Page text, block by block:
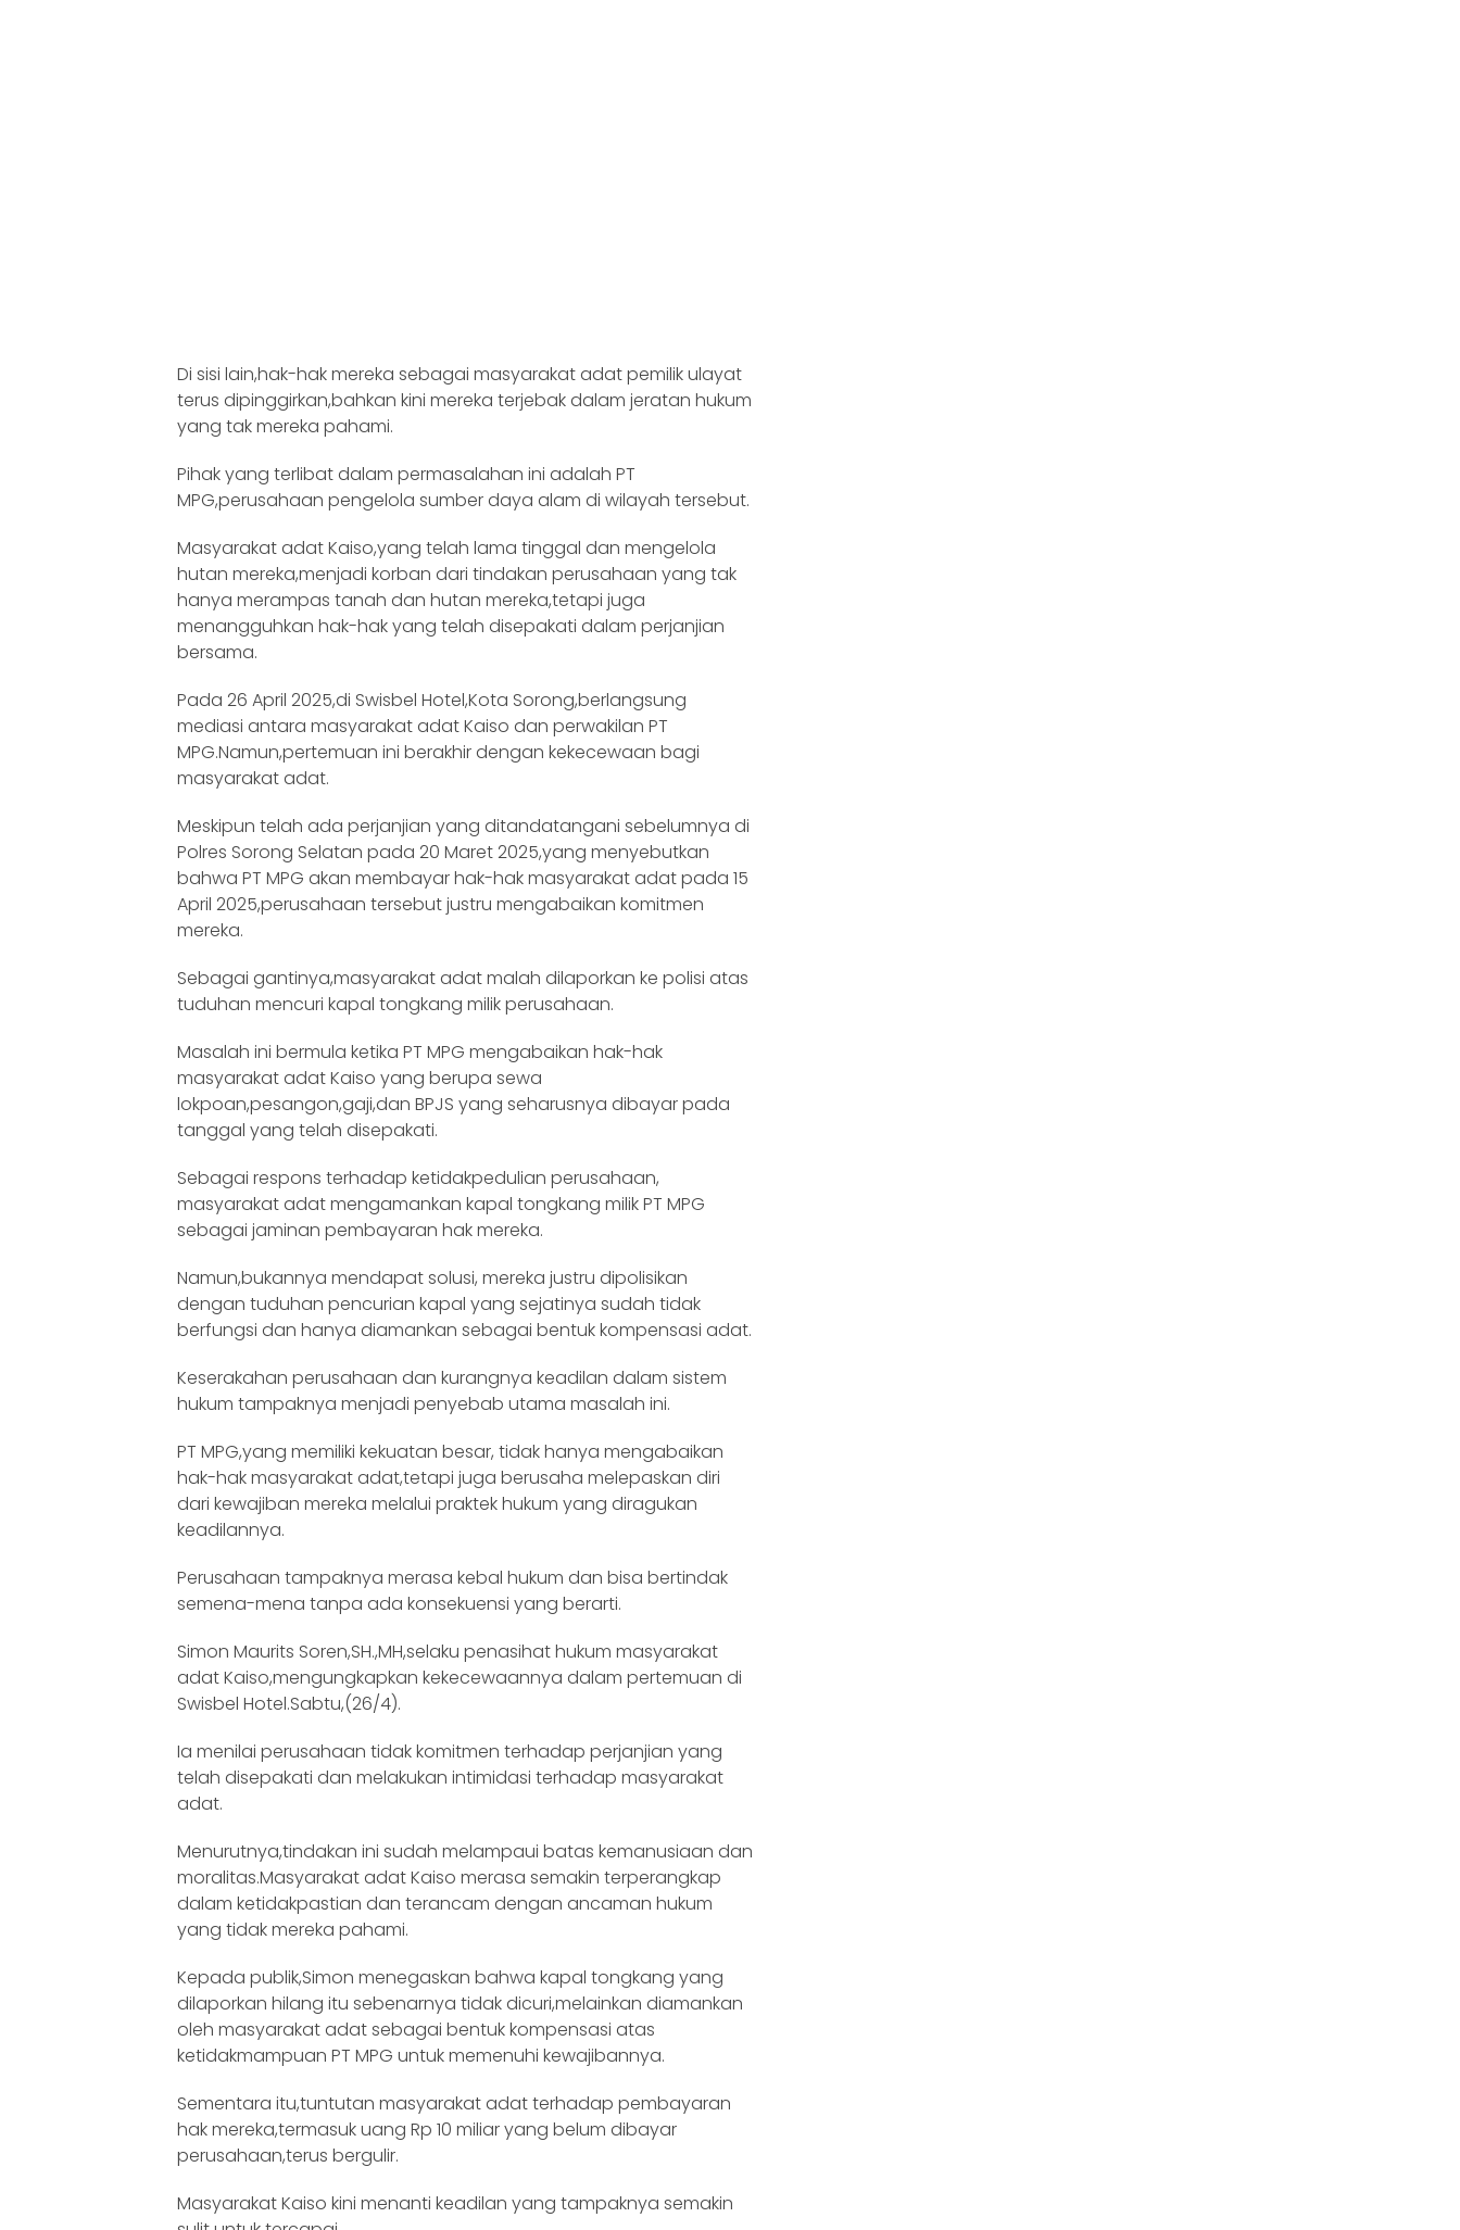
Di sisi lain,hak-hak mereka sebagai masyarakat adat pemilik ulayat
terus dipinggirkan,bahkan kini mereka terjebak dalam jeratan hukum
yang tak mereka pahami.
Pihak yang terlibat dalam permasalahan ini adalah PT
MPG,perusahaan pengelola sumber daya alam di wilayah tersebut.
Masyarakat adat Kaiso,yang telah lama tinggal dan mengelola
hutan mereka,menjadi korban dari tindakan perusahaan yang tak
hanya merampas tanah dan hutan mereka,tetapi juga
menangguhkan hak-hak yang telah disepakati dalam perjanjian
bersama.
Pada 26 April 2025,di Swisbel Hotel,Kota Sorong,berlangsung
mediasi antara masyarakat adat Kaiso dan perwakilan PT
MPG.Namun,pertemuan ini berakhir dengan kekecewaan bagi
masyarakat adat.
Meskipun telah ada perjanjian yang ditandatangani sebelumnya di
Polres Sorong Selatan pada 20 Maret 2025,yang menyebutkan
bahwa PT MPG akan membayar hak-hak masyarakat adat pada 15
April 2025,perusahaan tersebut justru mengabaikan komitmen
mereka.
Sebagai gantinya,masyarakat adat malah dilaporkan ke polisi atas
tuduhan mencuri kapal tongkang milik perusahaan.
Masalah ini bermula ketika PT MPG mengabaikan hak-hak
masyarakat adat Kaiso yang berupa sewa
lokpoan,pesangon,gaji,dan BPJS yang seharusnya dibayar pada
tanggal yang telah disepakati.
Sebagai respons terhadap ketidakpedulian perusahaan,
masyarakat adat mengamankan kapal tongkang milik PT MPG
sebagai jaminan pembayaran hak mereka.
Namun,bukannya mendapat solusi, mereka justru dipolisikan
dengan tuduhan pencurian kapal yang sejatinya sudah tidak
berfungsi dan hanya diamankan sebagai bentuk kompensasi adat.
Keserakahan perusahaan dan kurangnya keadilan dalam sistem
hukum tampaknya menjadi penyebab utama masalah ini.
PT MPG,yang memiliki kekuatan besar, tidak hanya mengabaikan
hak-hak masyarakat adat,tetapi juga berusaha melepaskan diri
dari kewajiban mereka melalui praktek hukum yang diragukan
keadilannya.
Perusahaan tampaknya merasa kebal hukum dan bisa bertindak
semena-mena tanpa ada konsekuensi yang berarti.
Simon Maurits Soren,SH.,MH,selaku penasihat hukum masyarakat
adat Kaiso,mengungkapkan kekecewaannya dalam pertemuan di
Swisbel Hotel.Sabtu,(26/4).
Ia menilai perusahaan tidak komitmen terhadap perjanjian yang
telah disepakati dan melakukan intimidasi terhadap masyarakat
adat.
Menurutnya,tindakan ini sudah melampaui batas kemanusiaan dan
moralitas.Masyarakat adat Kaiso merasa semakin terperangkap
dalam ketidakpastian dan terancam dengan ancaman hukum
yang tidak mereka pahami.
Kepada publik,Simon menegaskan bahwa kapal tongkang yang
dilaporkan hilang itu sebenarnya tidak dicuri,melainkan diamankan
oleh masyarakat adat sebagai bentuk kompensasi atas
ketidakmampuan PT MPG untuk memenuhi kewajibannya.
Sementara itu,tuntutan masyarakat adat terhadap pembayaran
hak mereka,termasuk uang Rp 10 miliar yang belum dibayar
perusahaan,terus bergulir.
Masyarakat Kaiso kini menanti keadilan yang tampaknya semakin